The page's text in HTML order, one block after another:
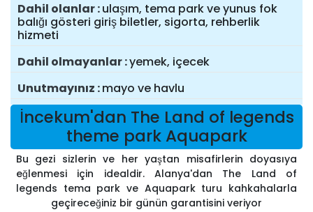
Dahil olanlar ulaşım, tema park ve yunus fok
balığı gösteri giriş biletler, sigorta, rehberlik
hizmeti
Dahil olmayanlar yemek, içecek
Unutmayınız mayo ve havlu
İncekum'dan The Land of legends
theme park Aquapark
Bu gezi sizlerin ve her yaştan misafirlerin doyasıya
eğlenmesi için idealdir. Alanya'dan The Land of
legends tema park ve Aquapark turu kahkahalarla
geçireceğiniz bir günün garantisini veriyor